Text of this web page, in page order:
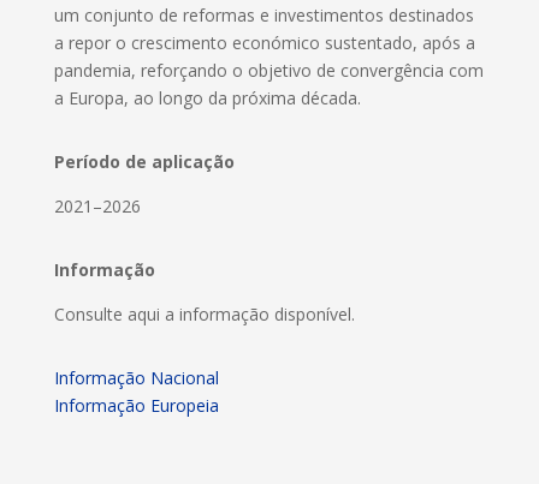
um conjunto de reformas e investimentos destinados
a repor o crescimento económico sustentado, após a
pandemia, reforçando o objetivo de convergência com
a Europa, ao longo da próxima década.
Período de aplicação
2021–2026
Informação
Consulte aqui a informação disponível.
Informação Nacional
Informação Europeia